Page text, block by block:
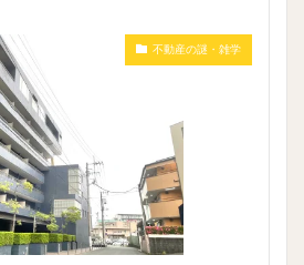
不動産の謎・雑学